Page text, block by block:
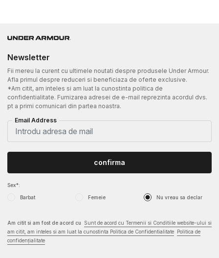
Newsletter
Fii mereu la curent cu ultimele noutati despre produsele Under Armour.
Afla primul despre reduceri si beneficiaza de oferte exclusive.
*Am citit, am inteles si am luat la cunostinta politica de
confidentialitate. Furnizarea adresei de e-mail reprezinta acordul dvs.
pt a primi comunicari din partea noastra.
Email Address
Sex*:
Barbat Femeie Nu vreau sa declar
confirma
Am citit si am fost de acord cu
Sunt de acord cu Termenii si Conditiile website-ului si
am citit, am inteles si am luat la cunostinta Politica de Confidentialitate
Politica de
confidențialitate